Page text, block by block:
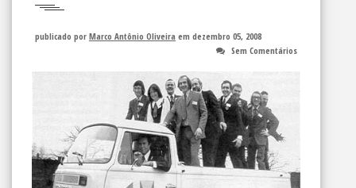
publicado por Marco Antônio Oliveira em dezembro 05, 2008
Sem Comentários